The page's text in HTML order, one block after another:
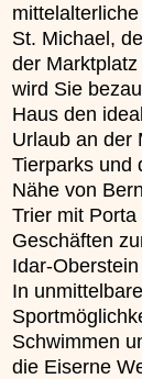
St. Michael,
der
wird Sie
Haus den
Urlaub an der
Tierparks und
Nähe von
Trier mit
Geschäften
Idar-
In
Schwimmen
die Eiserne